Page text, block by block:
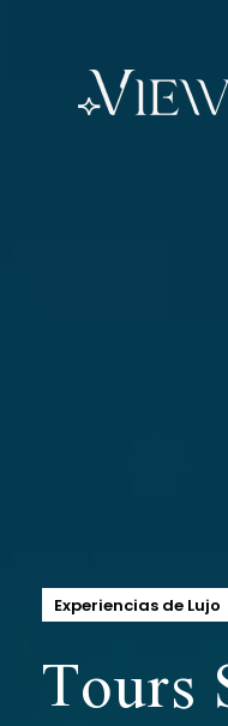
Experiencias de Lujo
Tours